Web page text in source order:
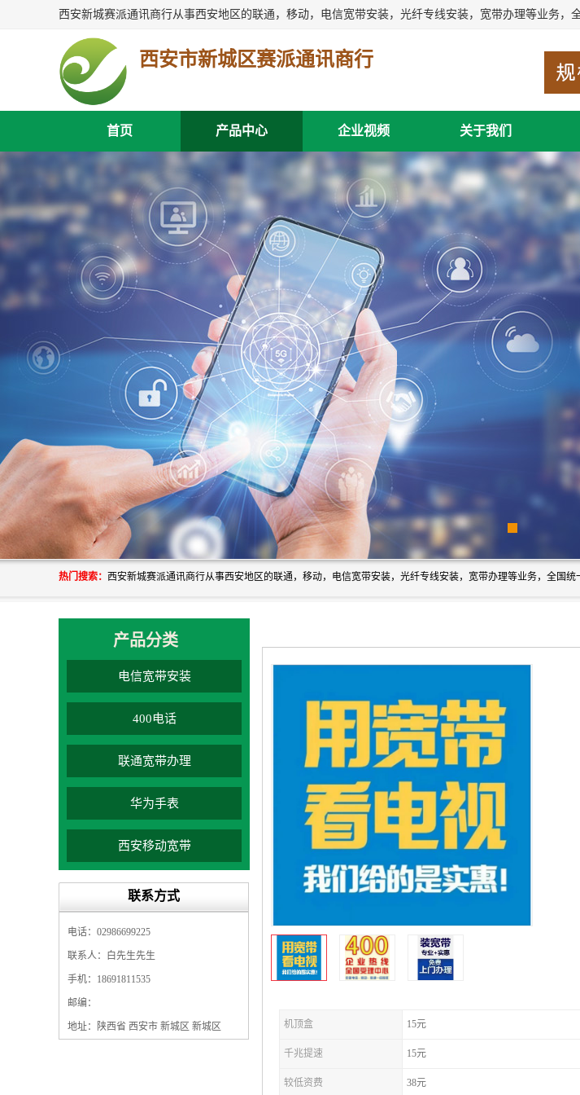
西安市新城区赛派通讯商行
首页 产品中心 企业视频 关于我们
热门搜索：
产品分类
电信宽带安装
400电话
联通宽带办理
华为手表
西安移动宽带
联系方式
电话：02986699225
联系人：白先生先生
手机：18691811535
邮编：
地址：陕西省 西安市 新城区 新城区 机顶盒 15元
千兆提速 15元
较低资费 38元